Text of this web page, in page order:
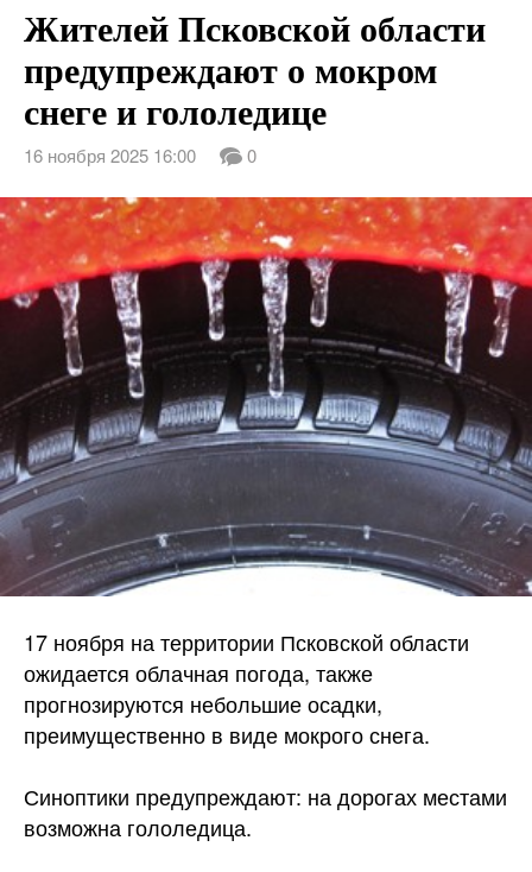
Жителей Псковской области
предупреждают о мокром
снеге и гололедице
16 ноября 2025 16:00 0
17 ноября на территории Псковской области
ожидается облачная погода, также
прогнозируются небольшие осадки,
преимущественно в виде мокрого снега.
Синоптики предупреждают: на дорогах местами
возможна гололедица.